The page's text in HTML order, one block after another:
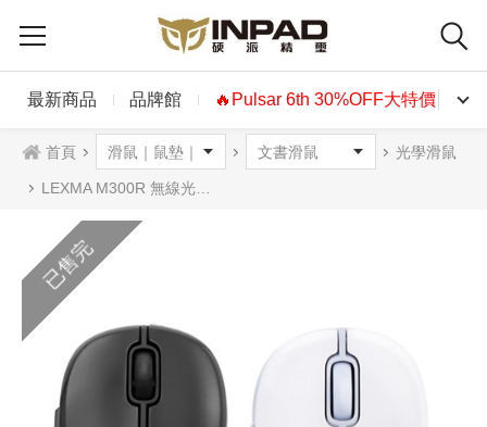
最新商品 品牌館 🔥Pulsar 6th 30%OFF大特價🔥
首頁 光學滑鼠
LEXMA M300R 無線光學滑鼠 黑色 白色
已售完